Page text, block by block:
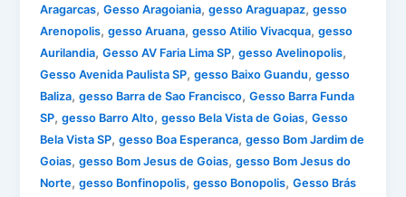
Aragarcas,Gesso Aragoiania,gesso Araguapaz,gesso
Arenopolis,gesso Aruana,gesso Atilio Vivacqua,gesso
Aurilandia,Gesso AV Faria Lima SP,gesso Avelinopolis,
Gesso Avenida Paulista SP,gesso Baixo Guandu,gesso
Baliza,gesso Barra de Sao Francisco,Gesso Barra Funda
SP,gesso Barro Alto,gesso Bela Vista de Goias,Gesso
Bela Vista SP,gesso Boa Esperanca,gesso Bom Jardim de
Goias,gesso Bom Jesus de Goias,gesso Bom Jesus do
Norte,gesso Bonfinopolis,gesso Bonopolis,Gesso Brás